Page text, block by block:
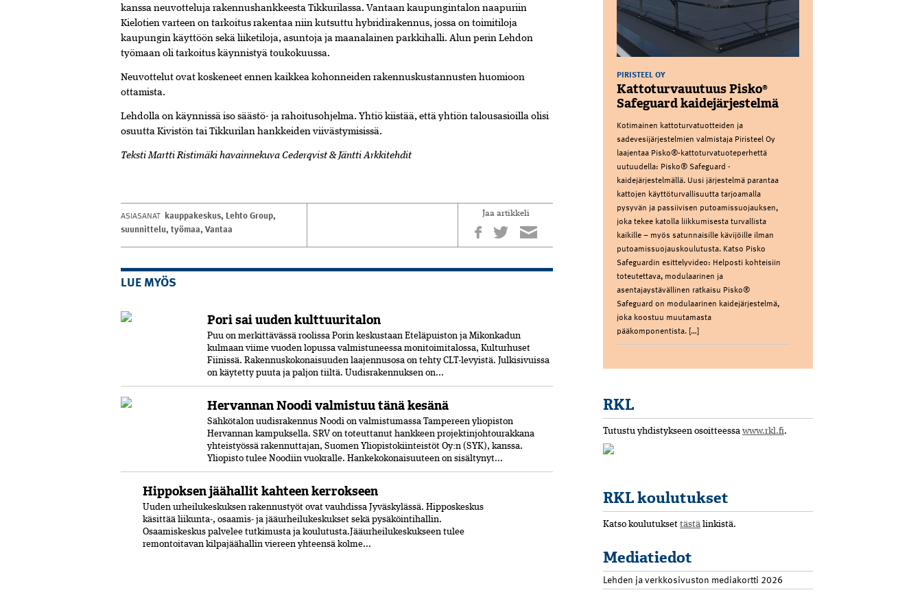
kanssa neuvotteluja rakennushankkeesta Tikkurilassa. Vantaan kaupungintalon naapuriin
Kielotien varteen on tarkoitus rakentaa niin kutsuttu hybridirakennus, jossa on toimitiloja
kaupungin käyttöön sekä liiketiloja, asuntoja ja maanalainen parkkihalli. Alun perin Lehdon
työmaan oli tarkoitus käynnistyä toukokuussa.
Neuvottelut ovat koskeneet ennen kaikkea kohonneiden rakennuskustannusten huomioon
ottamista.
Lehdolla on käynnissä iso säästö- ja rahoitusohjelma. Yhtiö kiistää, että yhtiön talousasioilla olisi
osuutta Kivistön tai Tikkurilan hankkeiden viivästymisissä.
Teksti Martti Ristimäki havainnekuva Cederqvist & Jäntti Arkkitehdit
ASIASANAT kauppakeskus, Lehto Group,
suunnittelu,työmaa,Vantaa
Jaa artikkeli
LUE MYÖS
Pori sai uuden kulttuuritalon
Puu on merkittävässä roolissa Porin keskustaan Eteläpuiston ja Mikonkadun
kulmaan viime vuoden lopussa valmistuneessa moni­toimitalossa, Kulturhuset
Fiinissä. Rakennuskokonaisuuden laajennusosa on tehty CLT-levyistä. Julkisivuissa
on käytetty puuta ja paljon tiiltä. Uudisrakennuksen on...
Hervannan Noodi valmistuu tänä kesänä
Sähkötalon uudisrakennus Noodi on valmistumassa Tampereen yliopiston
Hervannan kampuksella. SRV on toteuttanut hankkeen projektinjohtourakkana
yhteistyössä rakennuttajan, Suomen Yliopistokiinteistöt Oy:n (SYK), kanssa.
Yliopisto tulee Noodiin vuokralle. Hankekokonaisuuteen on sisältynyt...
Hippoksen jäähallit kahteen kerrokseen
Uuden urheilukeskuksen rakennustyöt ovat vauhdissa Jyväskylässä. Hipposkeskus
käsittää liikunta-, osaamis- ja jääurheilukeskukset sekä pysäköintihallin.
Osaamiskeskus palvelee tutkimusta ja koulutusta.Jääurheilukeskukseen tulee
remontoitavan kilpajäähallin viereen yhteensä kolme...
PIRISTEEL OY
Kattoturvauutuus Pisko®
Safeguard kaidejärjestelmä
Kotimainen kattoturvatuotteiden ja
sadevesijärjestelmien valmistaja Piristeel Oy
laajentaa Pisko®-kattoturvatuoteperhettä
uutuudella: Pisko® Safeguard -
kaidejärjestelmällä. Uusi järjestelmä parantaa
kattojen käyttöturvallisuutta tarjoamalla
pysyvän ja passiivisen putoamissuojauksen,
joka tekee katolla liikkumisesta turvallista
kaikille – myös satunnaisille kävijöille ilman
putoamissuojauskoulutusta. Katso Pisko
Safeguardin esittelyvideo: Helposti kohteisiin
toteutettava, modulaarinen ja
asentajaystävällinen ratkaisu Pisko®
Safeguard on modulaarinen kaidejärjestelmä,
joka koostuu muutamasta
pääkomponentista. […]
RKL
Tutustu yhdistykseen osoitteessa www.rkl.fi.
RKL koulutukset
Katso koulutukset tästä linkistä.
Mediatiedot
Lehden ja verkkosivuston mediakortti 2026